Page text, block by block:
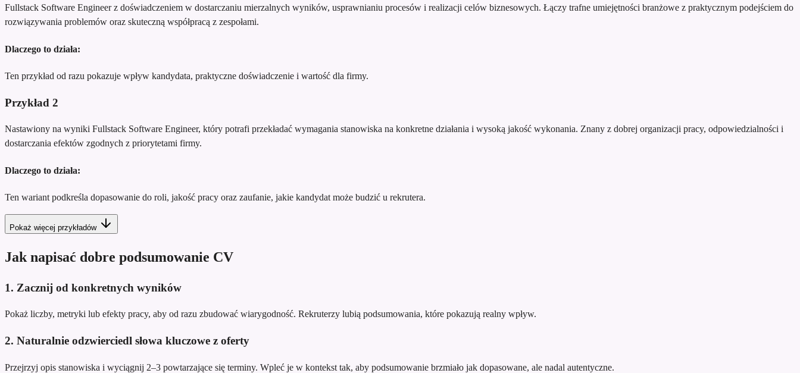
Fullstack Software Engineer z doświadczeniem w dostarczaniu mierzalnych wyników, usprawnianiu procesów i realizacji celów biznesowych. Łączy trafne umiejętności branżowe z praktycznym podejściem do
rozwiązywania problemów oraz skuteczną współpracą z zespołami.
Dlaczego to działa:
Ten przykład od razu pokazuje wpływ kandydata, praktyczne doświadczenie i wartość dla firmy.
Przykład 2
Nastawiony na wyniki Fullstack Software Engineer, który potrafi przekładać wymagania stanowiska na konkretne działania i wysoką jakość wykonania. Znany z dobrej organizacji pracy, odpowiedzialności i
dostarczania efektów zgodnych z priorytetami firmy.
Dlaczego to działa:
Ten wariant podkreśla dopasowanie do roli, jakość pracy oraz zaufanie, jakie kandydat może budzić u rekrutera.
Pokaż więcej przykładów
Jak napisać dobre podsumowanie CV
1. Zacznij od konkretnych wyników
Pokaż liczby, metryki lub efekty pracy, aby od razu zbudować wiarygodność. Rekruterzy lubią podsumowania, które pokazują realny wpływ.
2. Naturalnie odzwierciedl słowa kluczowe z oferty
Przejrzyj opis stanowiska i wyciągnij 2–3 powtarzające się terminy. Wpleć je w kontekst tak, aby podsumowanie brzmiało jak dopasowane, ale nadal autentyczne.